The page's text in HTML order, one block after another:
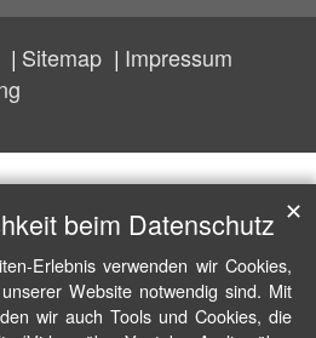
Sitemap
Impressum
beim Datenschutz
Erlebnis verwenden wir Cookies,
Website notwendig sind. Mit
wir auch Tools und Cookies, die
✕